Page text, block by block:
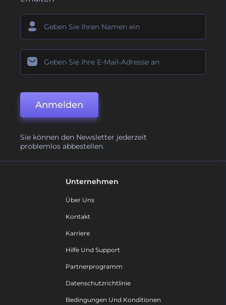
Anmelden
Sie können den Newsletter jederzeit
problemlos abbestellen.
Unternehmen
Über Uns
Kontakt
Karriere
Hilfe Und Support
Partnerprogramm
Datenschutzrichtlinie
Bedingungen Und Konditionen